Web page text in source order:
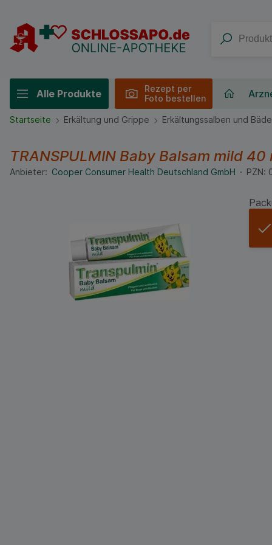
Alle Produkte
Rezept per
Foto bestellen
Startseite Erkältung und Grippe Erkältungssalben und
TRANSPULMIN Baby Balsam mild 40
Anbieter: Cooper Consumer Health Deutschland GmbH PZN: